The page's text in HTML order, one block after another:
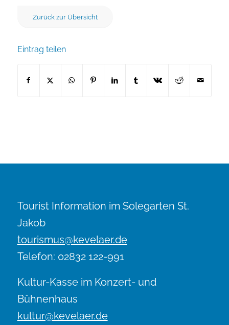
Zurück zur Übersicht
Eintrag teilen
Tourist Information im Solegarten St.
Jakob
tourismus@kevelaer.de
Telefon: 02832 122-991
Kultur-Kasse im Konzert- und
Bühnenhaus
kultur@kevelaer.de